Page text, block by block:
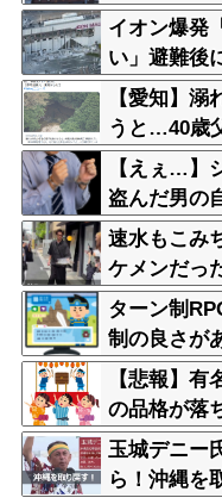
イオン爆発
い」避難後
【愛知】
うと…40歳
びに 息子
【えぇ…】
盗んだ男の
ｗｗ
速水もこみ
ケメンだっ
ターン制
制の良さが
【悲報】
の品格が落
玉城デニー
ら！沖縄を